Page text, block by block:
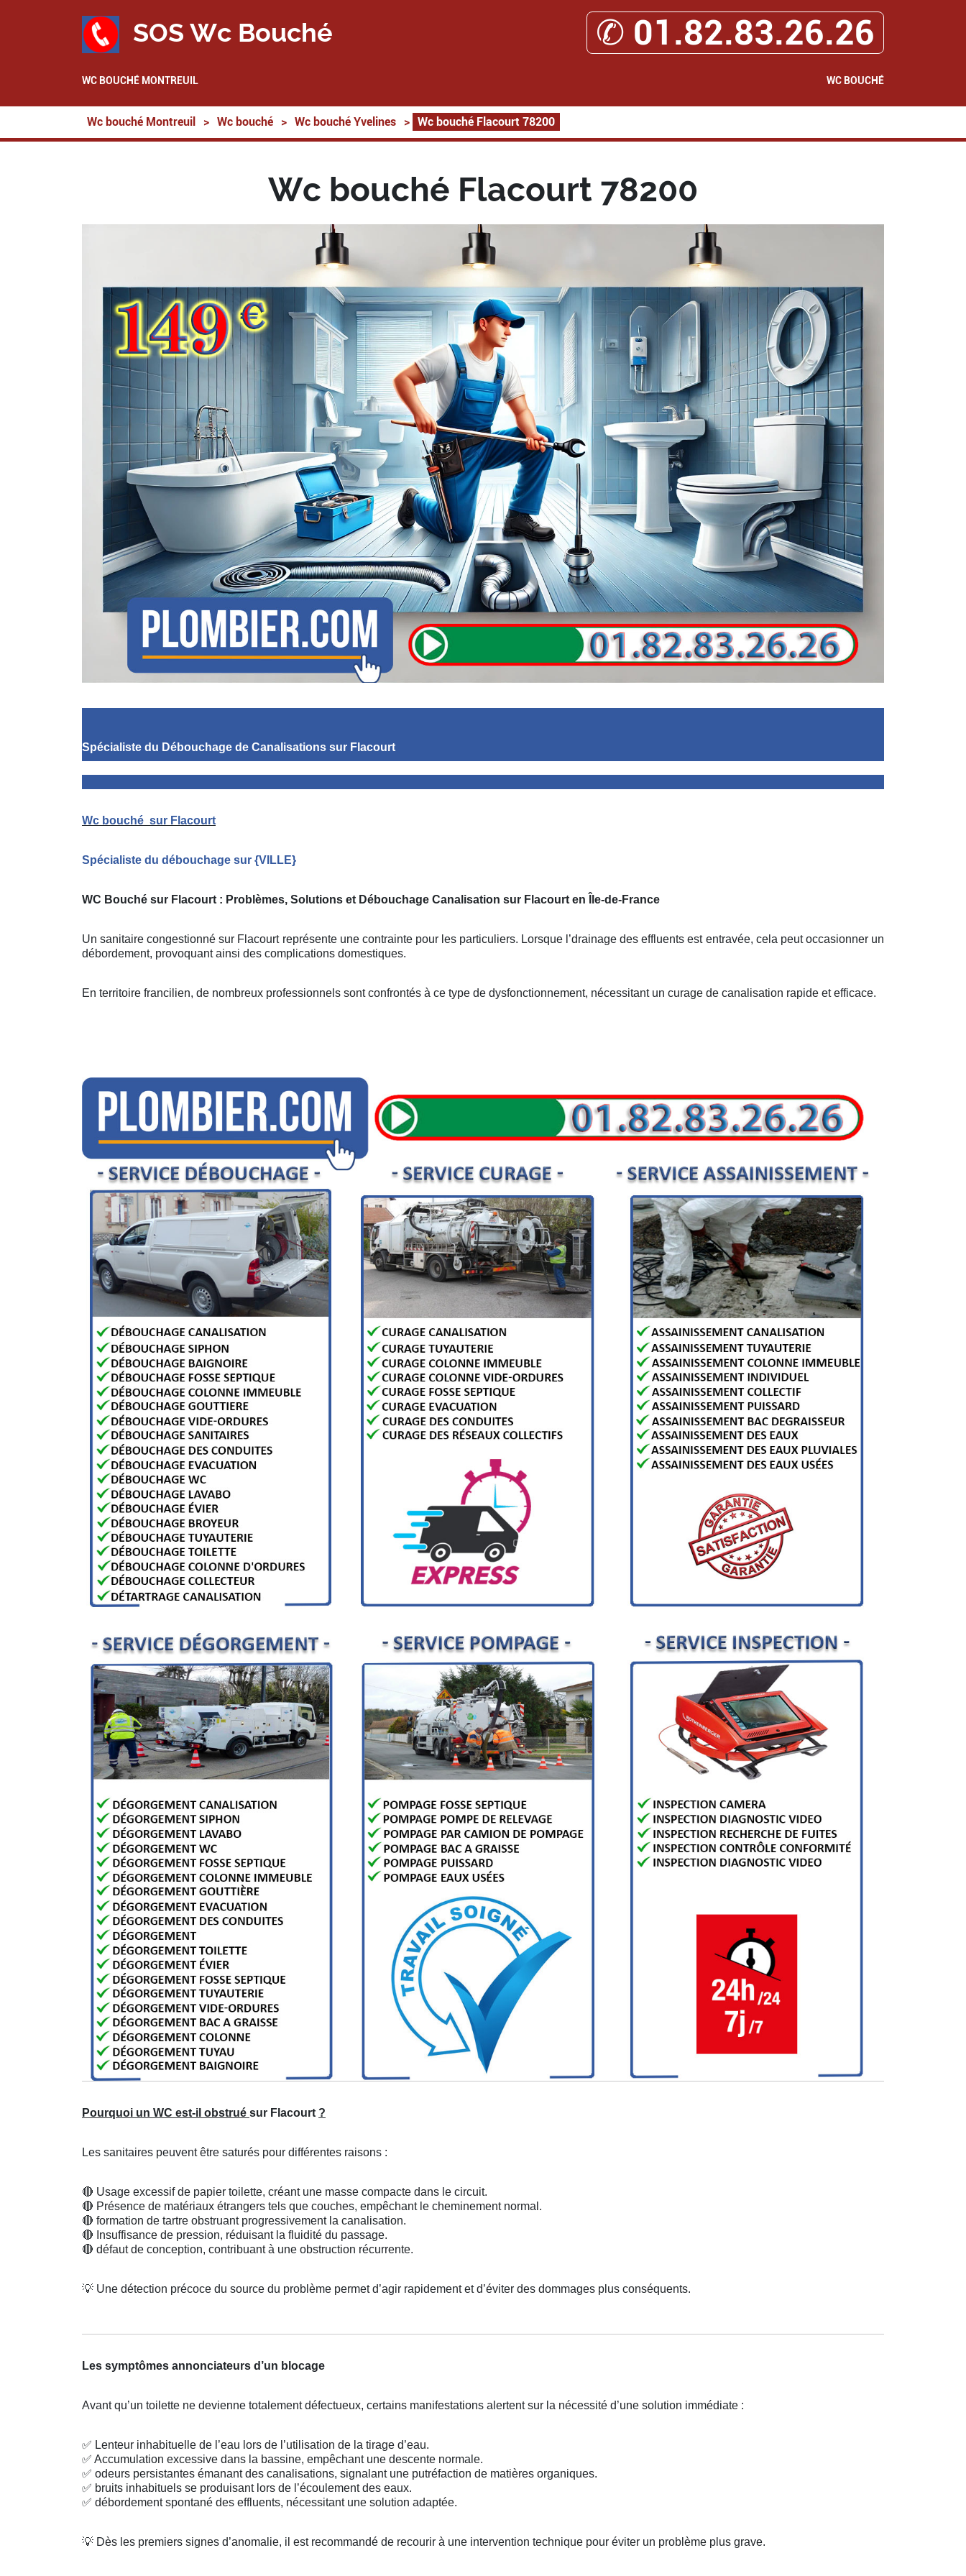
SOS Wc Bouché ✆ 01.82.83.26.26
WC BOUCHÉ MONTREUIL WC BOUCHÉ
Wc bouché Montreuil > Wc bouché > Wc bouché Yvelines > Wc bouché Flacourt 78200
Wc bouché Flacourt 78200
Spécialiste du Débouchage de Canalisations sur Flacourt
Wc bouché sur Flacourt
Spécialiste du débouchage sur {VILLE}
WC Bouché sur Flacourt : Problèmes, Solutions et Débouchage Canalisation sur Flacourt en Île-de-France
Un sanitaire congestionné sur Flacourt représente une contrainte pour les particuliers. Lorsque l’drainage des effluents est entravée, cela peut occasionner un
débordement, provoquant ainsi des complications domestiques.
En territoire francilien, de nombreux professionnels sont confrontés à ce type de dysfonctionnement, nécessitant un curage de canalisation rapide et efficace.
Pourquoi un WC est-il obstrué sur Flacourt ?
Les sanitaires peuvent être saturés pour différentes raisons :
🔴 Usage excessif de papier toilette, créant une masse compacte dans le circuit.
🔴 Présence de matériaux étrangers tels que couches, empêchant le cheminement normal.
🔴 formation de tartre obstruant progressivement la canalisation.
🔴 Insuffisance de pression, réduisant la fluidité du passage.
🔴 défaut de conception, contribuant à une obstruction récurrente.
💡 Une détection précoce du source du problème permet d’agir rapidement et d’éviter des dommages plus conséquents.
Les symptômes annonciateurs d’un blocage
Avant qu’un toilette ne devienne totalement défectueux, certains manifestations alertent sur la nécessité d’une solution immédiate :
✅ Lenteur inhabituelle de l’eau lors de l’utilisation de la tirage d’eau.
✅ Accumulation excessive dans la bassine, empêchant une descente normale.
✅ odeurs persistantes émanant des canalisations, signalant une putréfaction de matières organiques.
✅ bruits inhabituels se produisant lors de l’écoulement des eaux.
✅ débordement spontané des effluents, nécessitant une solution adaptée.
💡 Dès les premiers signes d’anomalie, il est recommandé de recourir à une intervention technique pour éviter un problème plus grave.